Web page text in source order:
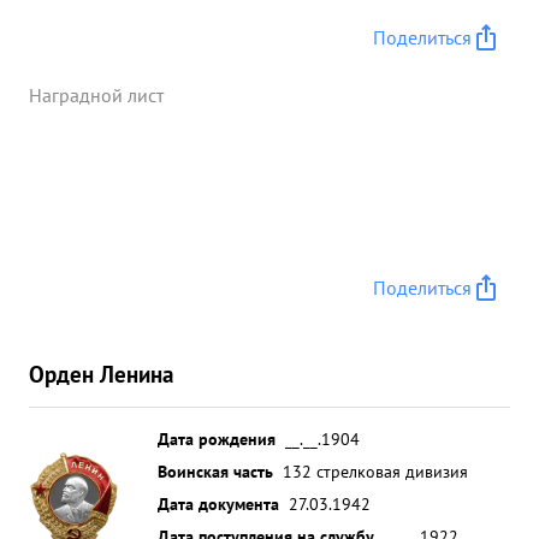
руководил боями, воодушевляя своим личным
под- 1 виги. Будучи трижды раненым ни разу не
Правительственной наградой "орден"ЛЕНИНА". ...»
Поделиться
Наградной лист
Поделиться
Орден Ленина
Дата рождения
__.__.1904
Воинская часть 132 стрелковая дивизия
Дата документа 27.03.1942